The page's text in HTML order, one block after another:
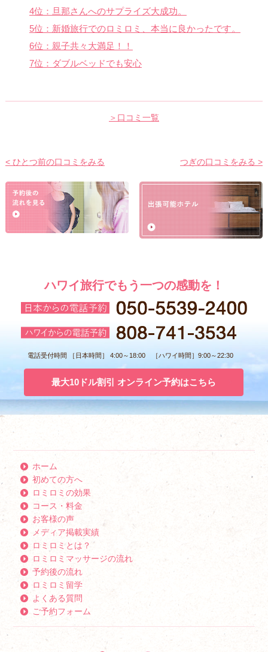
4位：旦那さんへのサプライズ大成功。
5位：新婚旅行でのロミロミ、本当に良かったです。
6位：親子共々大満足！！
7位：ダブルベッドでも安心
＞口コミ一覧
< ひとつ前の口コミをみる つぎの口コミをみる >
ハワイ旅行でもう一つの感動を！
電話受付時間 ［日本時間］ 4:00～18:00 ［ハワイ時間］9:00～22:30
最大10ドル割引 オンライン予約はこちら
ホーム
初めての方へ
ロミロミの効果
コース・料金
お客様の声
メディア掲載実績
ロミロミとは？
ロミロミマッサージの流れ
予約後の流れ
ロミロミ留学
よくある質問
ご予約フォーム